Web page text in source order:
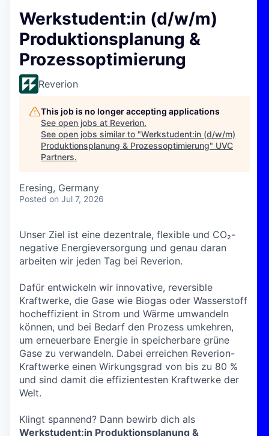
Werkstudent:in (d/w/m)
Produktionsplanung &
Prozessoptimierung
Reverion
This job is no longer accepting applications
See open jobs at Reverion.
See open jobs similar to "Werkstudent:in (d/w/m)
Produktionsplanung & Prozessoptimierung" UVC
Partners.
Eresing, Germany
Posted on Jul 7, 2026
Unser Ziel ist eine dezentrale, flexible und CO₂-
negative Energieversorgung und genau daran
arbeiten wir jeden Tag bei Reverion.
Dafür entwickeln wir innovative, reversible
Kraftwerke, die Gase wie Biogas oder Wasserstoff
hocheffizient in Strom und Wärme umwandeln
können, und bei Bedarf den Prozess umkehren,
um erneuerbare Energie in speicherbare grüne
Gase zu verwandeln. Dabei erreichen Reverion-
Kraftwerke einen Wirkungsgrad von bis zu 80 %
und sind damit die effizientesten Kraftwerke der
Welt.
Klingt spannend? Dann bewirb dich als
Werkstudent:in Produktionsplanung &